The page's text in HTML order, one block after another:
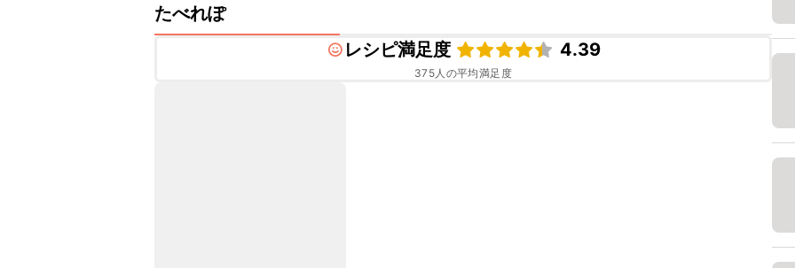
たべれぽ
レシピ満足度
4.39
375人の平均満足度